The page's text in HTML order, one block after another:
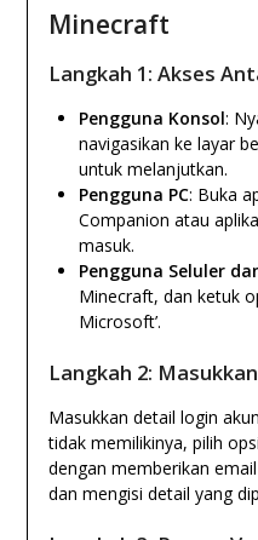
Minecraft
Langkah 1: Akses
Pengguna Konsol:
navigasikan ke layar
untuk melanjutkan.
Pengguna PC: Buka
Companion atau
masuk.
Pengguna Seluler
Minecraft, dan ketuk
Microsoft’.
Langkah 2:
Masukkan detail login
tidak memilikinya, pilih
dengan memberikan
dan mengisi detail yang